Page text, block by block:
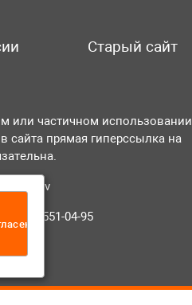
Старый сайт
или частичном использовании
сайта прямая гиперссылка на
(496) 551-04-95